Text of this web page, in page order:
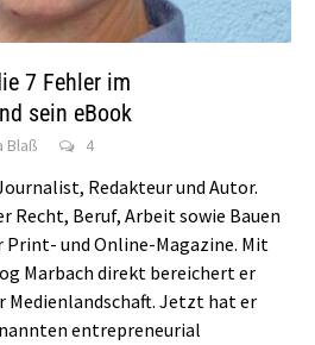
7 Fehler im
sein eBook
Blaß 4
Redakteur und Autor.
Recht, Beruf, Arbeit sowie Bauen
Print- und Online-Magazine. Mit
Marbach direkt bereichert er
Medienlandschaft. Jetzt hat er
entrepreneurial